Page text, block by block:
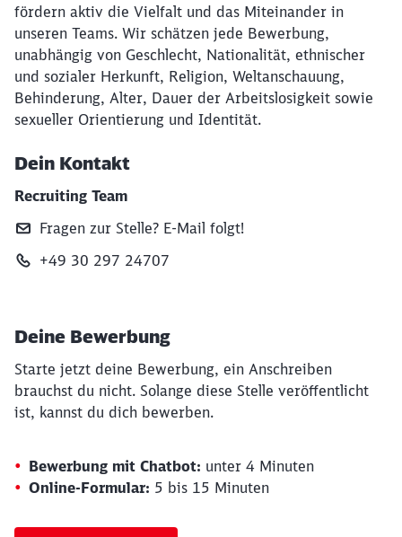
fördern aktiv die Vielfalt und das Miteinander in
unseren Teams. Wir schätzen jede Bewerbung,
unabhängig von Geschlecht, Nationalität, ethnischer
und sozialer Herkunft, Religion, Weltanschauung,
Behinderung, Alter, Dauer der Arbeitslosigkeit sowie
sexueller Orientierung und Identität.
Dein Kontakt
Recruiting Team
Fragen zur Stelle? E‑Mail folgt!
+49 30 297 24707
Deine Bewerbung
Starte jetzt deine Bewerbung, ein Anschreiben
brauchst du nicht. Solange diese Stelle veröffentlicht
ist, kannst du dich bewerben.
Bewerbung mit Chatbot: unter 4 Minuten
Online-Formular: 5 bis 15 Minuten